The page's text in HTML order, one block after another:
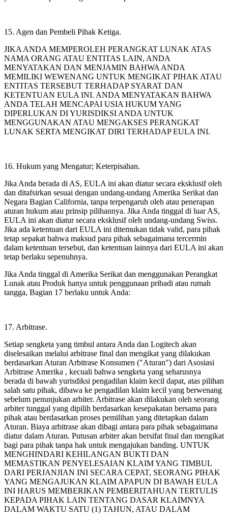
15. Agen dan Pembeli Pihak Ketiga.
JIKA ANDA MEMPEROLEH PERANGKAT LUNAK ATAS
NAMA ORANG ATAU ENTITAS LAIN, ANDA
MENYATAKAN DAN MENJAMIN BAHWA ANDA
MEMILIKI WEWENANG UNTUK MENGIKAT PIHAK ATAU
ENTITAS TERSEBUT TERHADAP SYARAT DAN
KETENTUAN EULA INI. ANDA MENYATAKAN BAHWA
ANDA TELAH MENCAPAI USIA HUKUM YANG
DIPERLUKAN DI YURISDIKSI ANDA UNTUK
MENGGUNAKAN ATAU MENGAKSES PERANGKAT
LUNAK SERTA MENGIKAT DIRI TERHADAP EULA INI.
16. Hukum yang Mengatur; Keterpisahan.
Jika Anda berada di AS, EULA ini akan diatur secara eksklusif oleh
dan ditafsirkan sesuai dengan undang-undang Amerika Serikat dan
Negara Bagian California, tanpa terpengaruh oleh atau penerapan
aturan hukum atau prinsip pilihannya. Jika Anda tinggal di luar AS,
EULA ini akan diatur secara eksklusif oleh undang-undang Swiss.
Jika ada ketentuan dari EULA ini ditemukan tidak valid, para pihak
tetap sepakat bahwa maksud para pihak sebagaimana tercermin
dalam ketentuan tersebut, dan ketentuan lainnya dari EULA ini akan
tetap berlaku sepenuhnya.
Jika Anda tinggal di Amerika Serikat dan menggunakan Perangkat
Lunak atau Produk hanya untuk penggunaan pribadi atau rumah
tangga, Bagian 17 berlaku untuk Anda:
17. Arbitrase.
Setiap sengketa yang timbul antara Anda dan Logitech akan
diselesaikan melalui arbitrase final dan mengikat yang dilakukan
berdasarkan Aturan Arbitrase Konsumen ("Aturan") dari Asosiasi
Arbitrase Amerika , kecuali bahwa sengketa yang seharusnya
berada di bawah yurisdiksi pengadilan klaim kecil dapat, atas pilihan
salah satu pihak, dibawa ke pengadilan klaim kecil yang berwenang
sebelum penunjukan arbiter. Arbitrase akan dilakukan oleh seorang
arbiter tunggal yang dipilih berdasarkan kesepakatan bersama para
pihak atau berdasarkan proses pemilihan yang ditetapkan dalam
Aturan. Biaya arbitrase akan dibagi antara para pihak sebagaimana
diatur dalam Aturan. Putusan arbiter akan bersifat final dan mengikat
bagi para pihak tanpa hak untuk mengajukan banding. UNTUK
MENGHINDARI KEHILANGAN BUKTI DAN
MEMASTIKAN PENYELESAIAN KLAIM YANG TIMBUL
DARI PERJANJIAN INI SECARA CEPAT, SEORANG PIHAK
YANG MENGAJUKAN KLAIM APAPUN DI BAWAH EULA
INI HARUS MEMBERIKAN PEMBERITAHUAN TERTULIS
KEPADA PIHAK LAIN TENTANG DASAR KLAIMNYA
DALAM WAKTU SATU (1) TAHUN, ATAU DALAM